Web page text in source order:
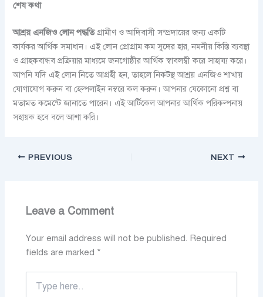
শেষ কথা
আশ্রয় এনজিও লোন পদ্ধতিগ্রামীণ ও আদিবাসী সম্প্রদায়ের জন্য একটি
কার্যকর আর্থিক সমাধান। এই লোন প্রোগ্রাম কম সুদের হার, নমনীয় কিস্তি ব্যবস্থা
ও গ্রাহকবান্ধব প্রক্রিয়ার মাধ্যমে জনগোষ্ঠীর আর্থিক স্বাবলম্বী করে সাহায্য করে।
আপনি যদি এই লোন নিতে আগ্রহী হন, তাহলে নিকটস্থ আশ্রয় এনজিও শাখায়
যোগাযোগ করুন বা হেল্পলাইন নম্বরে কল করুন। আপনার যেকোনো প্রশ্ন বা
মতামত কমেন্টে জানাতে পারেন। এই আর্টিকেল আপনার আর্থিক পরিকল্পনায়
সহায়ক হবে বলে আশা করি।
PREVIOUS NEXT
Leave a Comment
Your email address will not be published. Required
fields are marked *
here..